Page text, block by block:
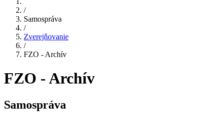
/
Samospráva
/
Zverejňovanie
/
FZO - Archív
FZO - Archív
Samospráva